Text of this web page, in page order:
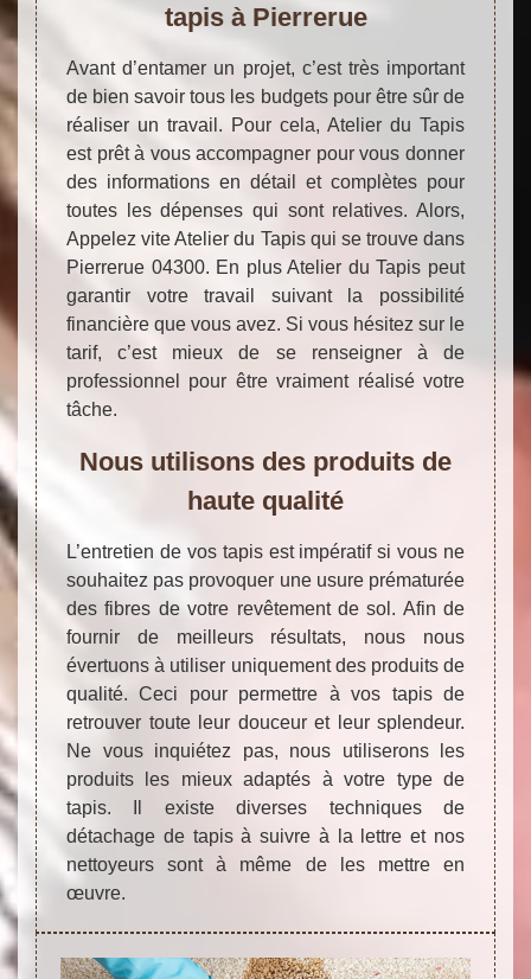
tapis à Pierrerue
Avant d’entamer un projet, c’est très important
de bien savoir tous les budgets pour être sûr de
réaliser un travail. Pour cela, Atelier du Tapis
est prêt à vous accompagner pour vous donner
des informations en détail et complètes pour
toutes les dépenses qui sont relatives. Alors,
Appelez vite Atelier du Tapis qui se trouve dans
Pierrerue 04300. En plus Atelier du Tapis peut
garantir votre travail suivant la possibilité
financière que vous avez. Si vous hésitez sur le
tarif, c’est mieux de se renseigner à de
professionnel pour être vraiment réalisé votre
tâche.
Nous utilisons des produits de
haute qualité
L’entretien de vos tapis est impératif si vous ne
souhaitez pas provoquer une usure prématurée
des fibres de votre revêtement de sol. Afin de
fournir de meilleurs résultats, nous nous
évertuons à utiliser uniquement des produits de
qualité. Ceci pour permettre à vos tapis de
retrouver toute leur douceur et leur splendeur.
Ne vous inquiétez pas, nous utiliserons les
produits les mieux adaptés à votre type de
tapis. Il existe diverses techniques de
détachage de tapis à suivre à la lettre et nos
nettoyeurs sont à même de les mettre en
œuvre.